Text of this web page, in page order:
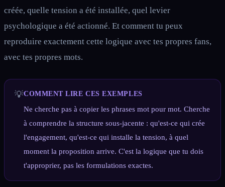
créée, quelle tension a été installée, quel levier
psychologique a été actionné. Et comment tu peux
reproduire exactement cette logique avec tes propres fans,
avec tes propres mots.
💡COMMENT LIRE CES EXEMPLES
Ne cherche pas à copier les phrases mot pour mot. Cherche
à comprendre la structure sous-jacente : qu'est-ce qui crée
l'engagement, qu'est-ce qui installe la tension, à quel
moment la proposition arrive. C'est la logique que tu dois
t'approprier, pas les formulations exactes.